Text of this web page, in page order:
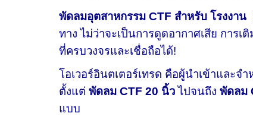
พัดลมอุตสาหกรรม CTF สำหรับ โรงงาน
ทาง ไม่ว่าจะเป็นการดูดอากาศเสีย การ
ที่ครบวงจรและเชื่อถือได้!
โอเวอร์อินตเตอร์เทรด คือผู้นำเข้าและจ
ตั้งแต่พัดลม CTF 20 นิ้วไปจนถึงพัดลม
แบบ